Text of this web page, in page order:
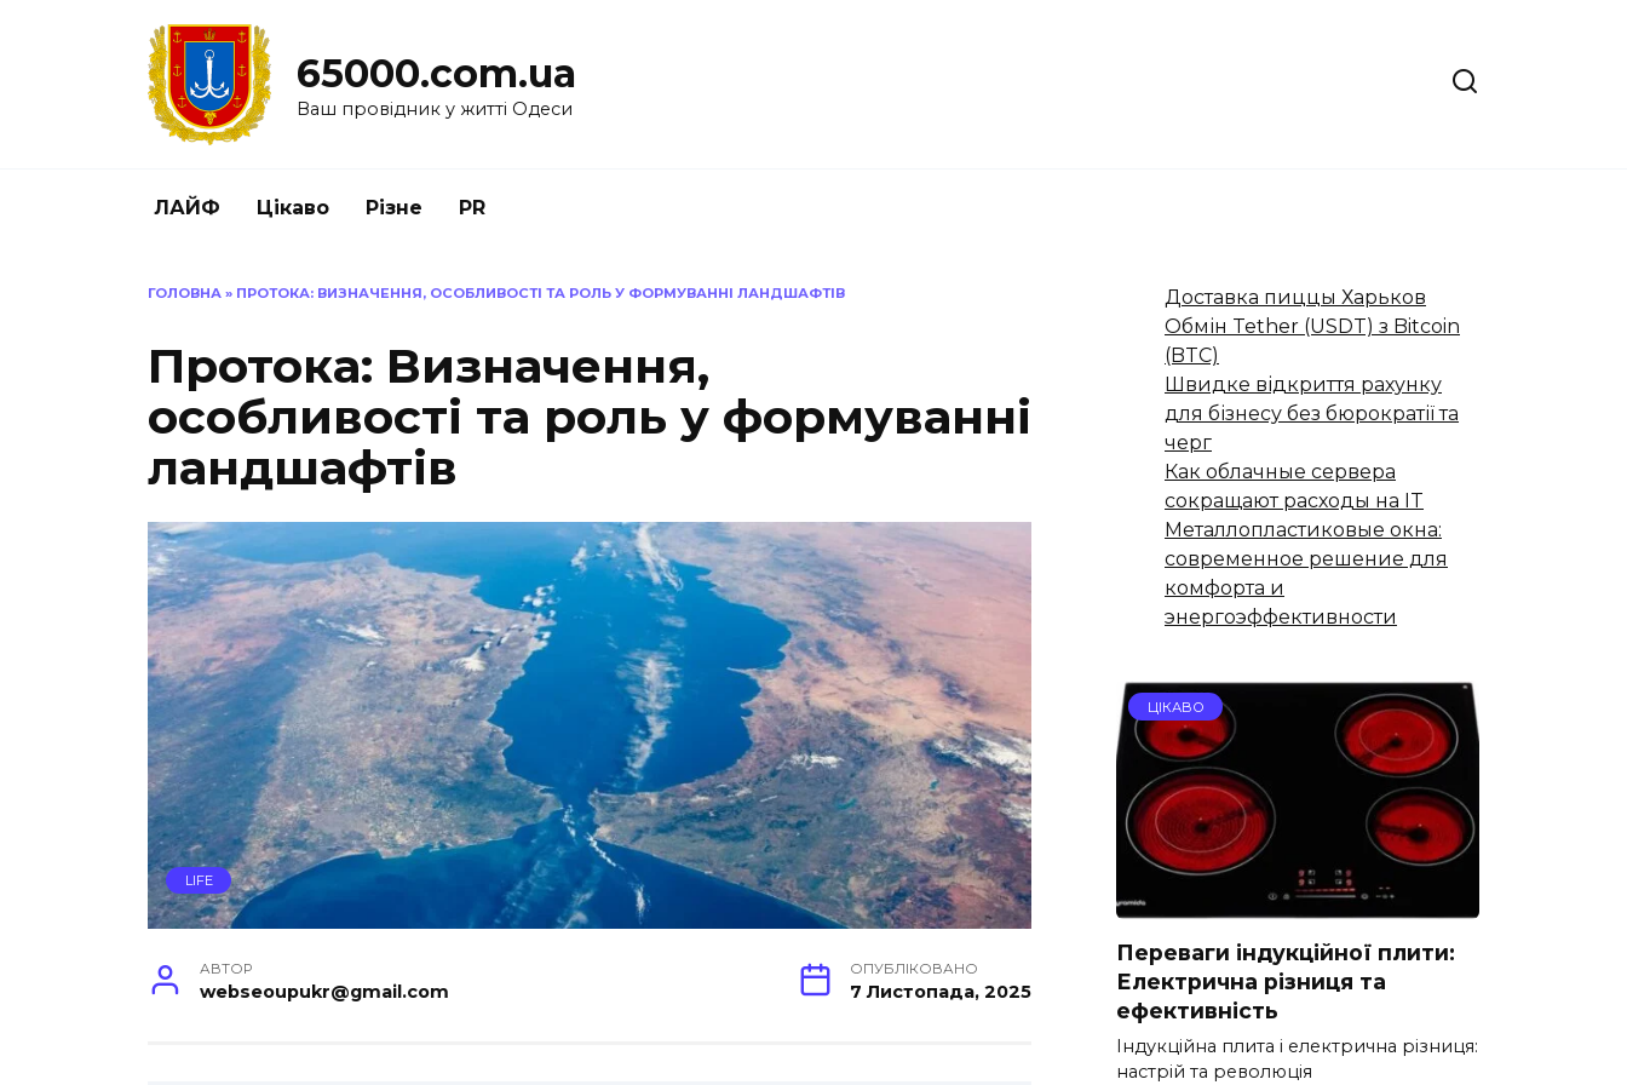
65000.com.ua
Ваш провідник у житті Одеси
ЛАЙФ Цікаво Різне PR
ГОЛОВНА » ПРОТОКА: ВИЗНАЧЕННЯ, ОСОБЛИВОСТІ ТА РОЛЬ У ФОРМУВАННІ ЛАНДШАФТІВ
Протока: Визначення,
особливості та роль у формуванні
ландшафтів
LIFE
АВТОР
webseoupukr@gmail.com
ОПУБЛІКОВАНО
7 Листопада, 2025
Доставка пиццы Харьков
Обмін Tether (USDT) з Bitcoin
(BTC)
Швидке відкриття рахунку
для бізнесу без бюрократії та
черг
Как облачные сервера
сокращают расходы на IT
Металлопластиковые окна:
современное решение для
комфорта и
энергоэффективности
ЦІКАВО
Переваги індукційної плити:
Електрична різниця та
ефективність
Індукційна плита і електрична різниця:
настрій та революція